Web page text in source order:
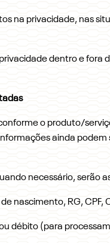
na privacidade, nas
dentro e
o produto/
ainda
necessário, serão
nascimento, RG,
débito (para